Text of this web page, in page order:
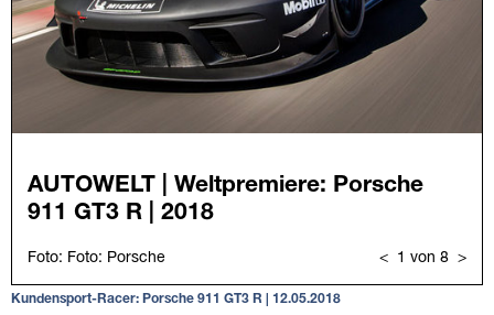
Kundensport-Racer: Porsche 911 GT3 R | 12.05.2018